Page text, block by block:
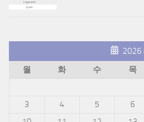
2026
월
화 수 목
3
4 5 6